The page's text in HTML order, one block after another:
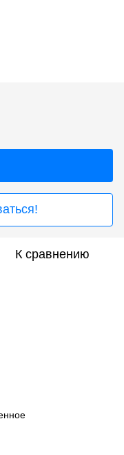
К сравнению